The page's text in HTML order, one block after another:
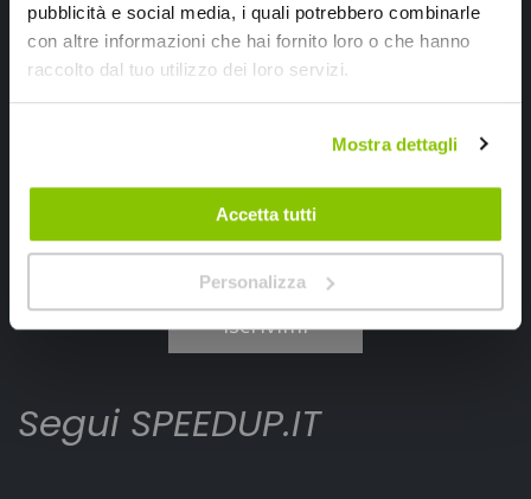
pubblicità e social media, i quali potrebbero combinarle
con altre informazioni che hai fornito loro o che hanno
raccolto dal tuo utilizzo dei loro servizi.
Mostra dettagli
Accetta tutti
Personalizza
Iscriviti alla newsletter Speedup
Ho letto e accettato il documento
Iscrivimi
Segui SPEEDUP.IT